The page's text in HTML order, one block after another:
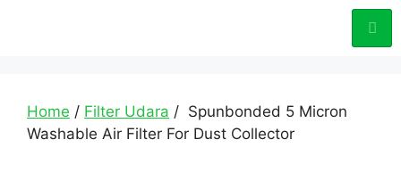
Home / Filter Udara / Spunbonded 5 Micron
Washable Air Filter For Dust Collector